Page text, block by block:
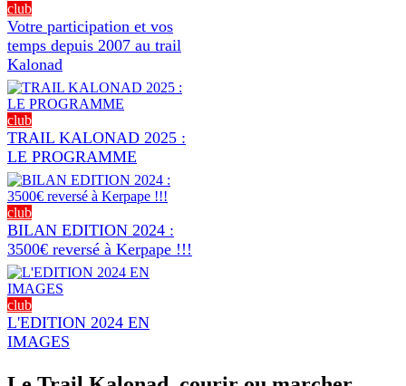
club
Votre participation et vos
temps depuis 2007 au trail
Kalonad
club
TRAIL KALONAD 2025 :
LE PROGRAMME
club
BILAN EDITION 2024 :
3500€ reversé à Kerpape !!!
club
L'EDITION 2024 EN
IMAGES